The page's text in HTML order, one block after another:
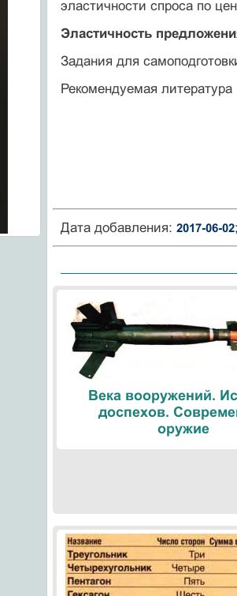
эластичности спроса по
Эластичность
Задания для
Рекомендуемая литература
Дата добавления: 2017-06-02
Века вооружений.
доспехов.
оружие